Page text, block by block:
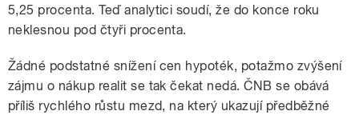
5,25 procenta. Teď analytici soudí, že do konce roku
neklesnou pod čtyři procenta.
Žádné podstatné snížení cen hypoték, potažmo zvýšení
zájmu o nákup realit se tak čekat nedá. ČNB se obává
příliš rychlého růstu mezd, na který ukazují předběžné